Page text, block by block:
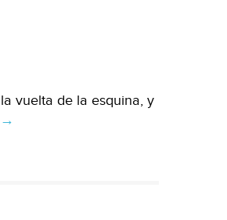
vuelta de la esquina, y
Por
→